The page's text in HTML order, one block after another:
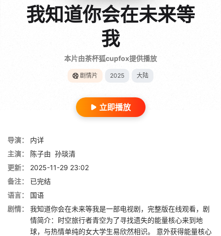
我知道你会在未来等
我
本片由茶杯狐cupfox提供播放
剧情片 2025 大陆
立即播放
导演：
内详
主演：
陈子由 孙琰清
更新：
2025-11-29 23:02
备注：
已完结
语言：
国语
剧情：
我知道你会在未来等我是一部电视剧，完整版在线观看，剧
情简介：时空旅行者青空为了寻找遗失的能量核心来到地
球，与热情单纯的女大学生易欣然相识。 意外获得能量核心